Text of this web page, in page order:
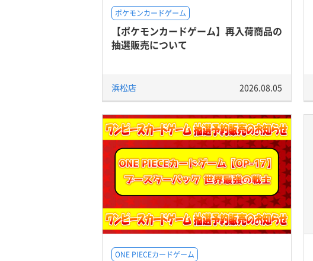
ポケモンカードゲーム
【ポケモンカードゲーム】再入荷商品の
抽選販売について
浜松店 2026.08.05
ONE PIECEカードゲーム